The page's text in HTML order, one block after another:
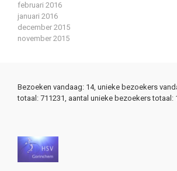
februari 2016
januari 2016
december 2015
november 2015
Bezoeken vandaag: 14, unieke bezoekers
totaal: 711231, aantal unieke bezoekers totaal: